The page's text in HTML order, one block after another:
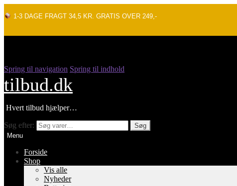
1-3 DAGE FRAGT 34,5 KR. GRATIS OVER 249,-
Spring til navigation Spring til indhold
tilbud.dk
Hvert tilbud hjælper…
Søg efter:
Søg
Menu
Forside
Shop
Vis alle
Nyheder